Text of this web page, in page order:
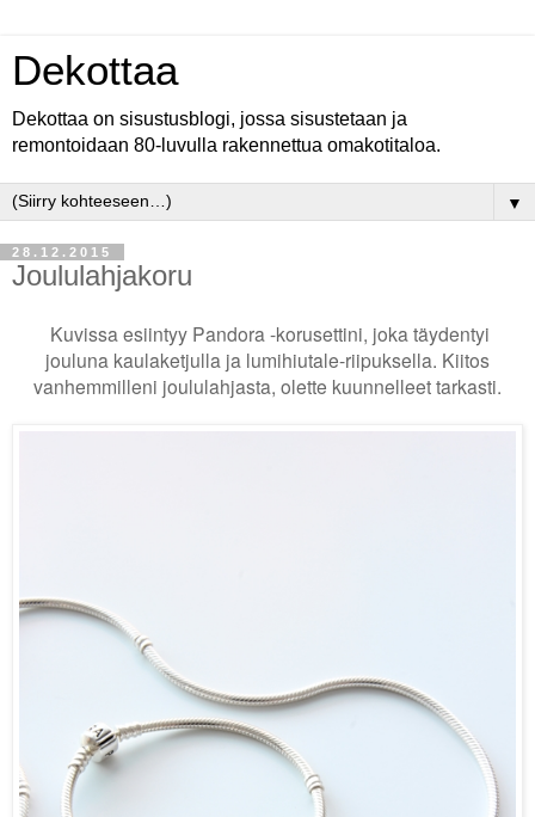
Dekottaa
Dekottaa on sisustusblogi, jossa sisustetaan ja
remontoidaan 80-luvulla rakennettua omakotitaloa.
▼
28.12.2015
Joululahjakoru
Kuvissa esiintyy Pandora -korusettini, joka täydentyi
jouluna kaulaketjulla ja lumihiutale-riipuksella. Kiitos
vanhemmilleni joululahjasta, olette kuunnelleet tarkasti.